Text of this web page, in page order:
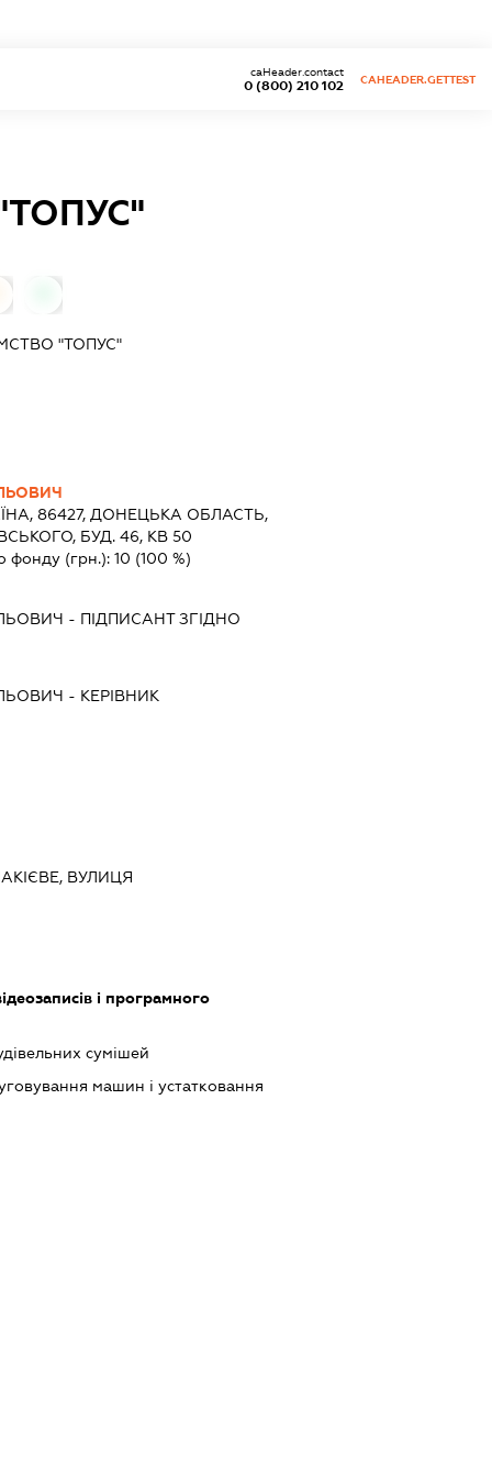
0 (800) 210 102
caHeader.contact
CAHEADER.GETTEST
"ТОПУС"
86427, ДОНЕЦЬКА ОБЛАСТЬ,
БУД. 46, КВ 50
фонду (грн.): 10 (100 %)
- ПІДПИСАНТЗГІДНО
- КЕРІВНИК
ВУЛИЦЯ
і програмного
сумішей
машин і устатковання